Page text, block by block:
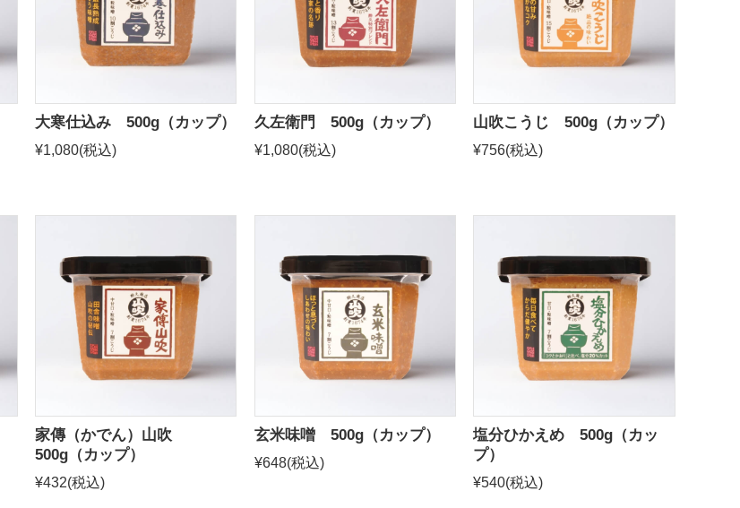
大寒仕込み 500g（カップ）
¥1,080(税込)
久左衛門 500g（カップ）
¥1,080(税込)
山吹こうじ 500g（カップ）
¥756(税込)
家傳（かでん）山吹
500g（カップ）
¥432(税込)
玄米味噌 500g（カップ）
¥648(税込)
塩分ひかえめ 500g（カッ
プ）
¥540(税込)